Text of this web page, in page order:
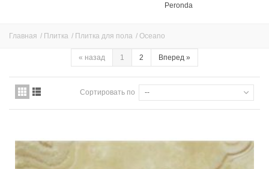
Peronda
Главная / Плитка / Плитка для пола / Oceano
« назад 1 2 Вперед »
Сортировать по --